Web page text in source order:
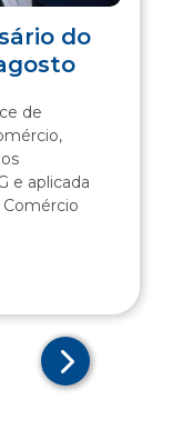
do
de
e aplicada